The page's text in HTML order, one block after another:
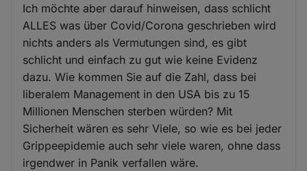
Ich möchte aber darauf hinweisen, dass schlicht
ALLES was über Covid/Corona geschrieben wird
nichts anders als Vermutungen sind, es gibt
schlicht und einfach zu gut wie keine Evidenz
dazu. Wie kommen Sie auf die Zahl, dass bei
liberalem Management in den USA bis zu 15
Millionen Menschen sterben würden? Mit
Sicherheit wären es sehr Viele, so wie es bei jeder
Grippeepidemie auch sehr viele waren, ohne dass
irgendwer in Panik verfallen wäre.